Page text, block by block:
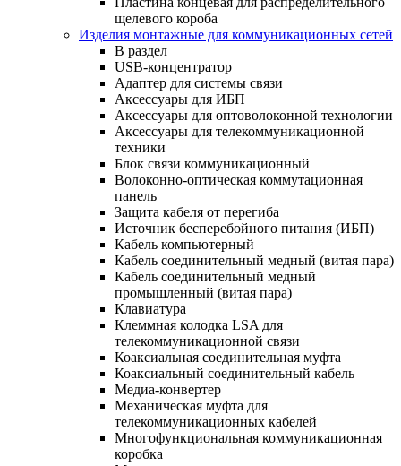
щелевого короба
Изделия монтажные для коммуникационных сетей
В раздел
USB-концентратор
Адаптер для системы связи
Аксессуары для ИБП
Аксессуары для оптоволоконной технологии
Аксессуары для телекоммуникационной
техники
Блок связи коммуникационный
Волоконно-оптическая коммутационная
панель
Защита кабеля от перегиба
Источник бесперебойного питания (ИБП)
Кабель компьютерный
Кабель соединительный медный (витая пара)
Кабель соединительный медный
промышленный (витая пара)
Клавиатура
Клеммная колодка LSA для
телекоммуникационной связи
Коаксиальная соединительная муфта
Коаксиальный соединительный кабель
Медиа-конвертер
Механическая муфта для
телекоммуникационных кабелей
Многофункциональная коммуникационная
коробка